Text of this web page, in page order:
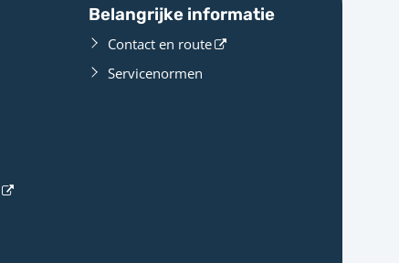
Belangrijke informatie
Contact en route
Servicenormen